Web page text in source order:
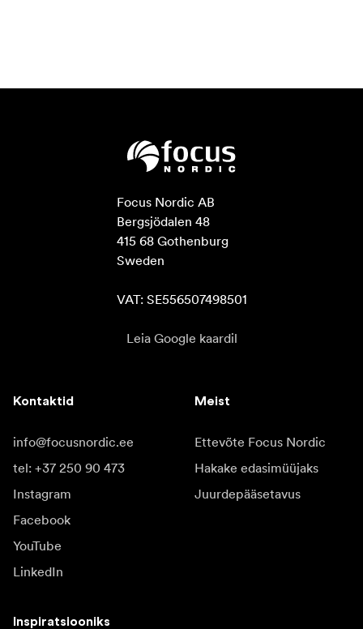
Focus Nordic AB
Bergsjödalen 48
415 68 Gothenburg
Sweden
VAT: SE556507498501
Leia Google kaardil
Kontaktid
info@focusnordic.ee
tel: +37 250 90 473
Instagram
Facebook
YouTube
LinkedIn
Meist
Ettevõte Focus Nordic
Hakake edasimüüjaks
Juurdepääsetavus
Inspiratsiooniks